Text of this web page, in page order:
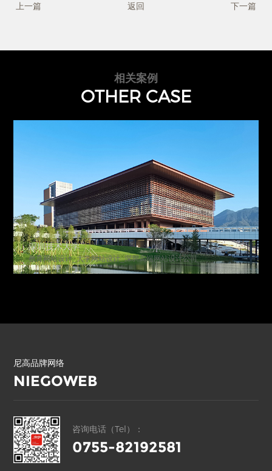
上一篇 下一篇
返回
相关案例
OTHER CASE
深圳技术大学
教育网站设计_大学网站设计_深圳高端网站设计公司
尼高品牌网络
NIEGOWEB
咨询电话（Tel）：
0755-82192581